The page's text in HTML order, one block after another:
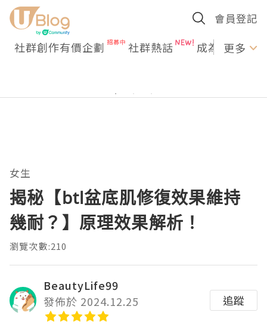
會員登記
社群創作有價企劃 社群熱話 成為U更多
女生
揭秘【btl盆底肌修復效果維持
幾耐？】原理效果解析！
瀏覽次數:210
BeautyLife99
發佈於 2024.12.25
追蹤